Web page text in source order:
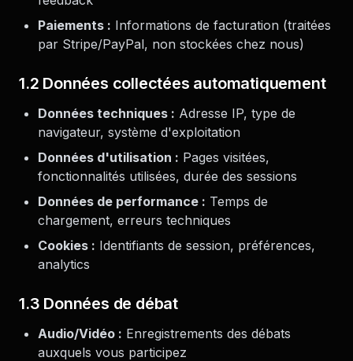
Paiements : Informations de facturation (traitées
par Stripe/PayPal, non stockées chez nous)
1.2 Données collectées automatiquement
Données techniques : Adresse IP, type de
navigateur, système d'exploitation
Données d'utilisation : Pages visitées,
fonctionnalités utilisées, durée des sessions
Données de performance : Temps de
chargement, erreurs techniques
Cookies : Identifiants de session, préférences,
analytics
1.3 Données de débat
Audio/Vidéo : Enregistrements des débats
auxquels vous participez